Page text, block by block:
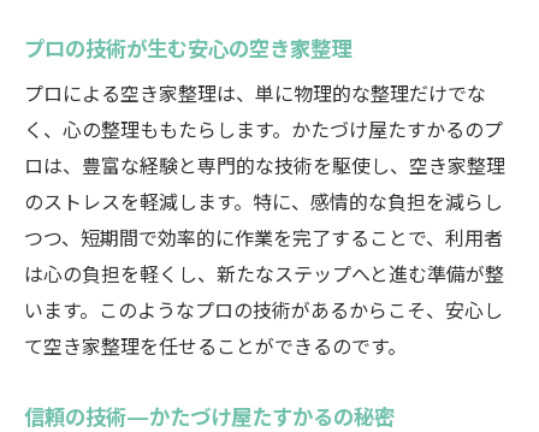
プロの技術が生む安心の空き家整理
プロによる空き家整理は、単に物理的な整理だけでな
く、心の整理ももたらします。かたづけ屋たすかるのプ
ロは、豊富な経験と専門的な技術を駆使し、空き家整理
のストレスを軽減します。特に、感情的な負担を減らし
つつ、短期間で効率的に作業を完了することで、利用者
は心の負担を軽くし、新たなステップへと進む準備が整
います。このようなプロの技術があるからこそ、安心し
て空き家整理を任せることができるのです。
信頼の技術—かたづけ屋たすかるの秘密